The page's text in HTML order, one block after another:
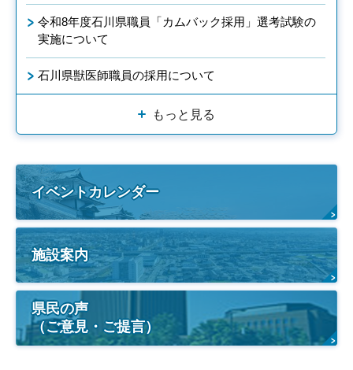
令和8年度石川県職員「カムバック採用」選考試験の
実施について
石川県獣医師職員の採用について
もっと見る
イベントカレンダー
施設案内
県民の声
（ご意見・ご提言）